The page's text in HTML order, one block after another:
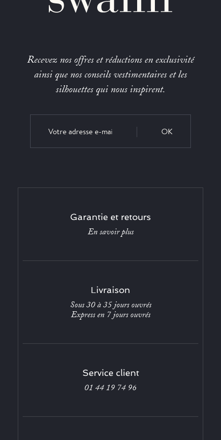
Recevez nos offres et réductions en exclusivité
ainsi que nos conseils vestimentaires et les
silhouettes qui nous inspirent.
OK
Garantie et retours
En savoir plus
Livraison
Sous 30 à 35 jours ouvrés
Express en 7 jours ouvrés
Service client
01 44 19 74 96